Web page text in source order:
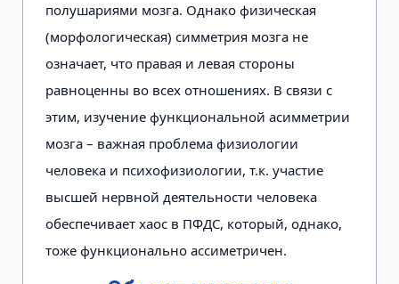
полушариями мозга. Однако физическая
(морфологическая) симметрия мозга не
означает, что правая и левая стороны
равноценны во всех отношениях. В связи с
этим, изучение функциональной асимметрии
мозга – важная проблема физиологии
человека и психофизиологии, т.к. участие
высшей нервной деятельности человека
обеспечивает хаос в ПФДС, который, однако,
тоже функционально ассиметричен.